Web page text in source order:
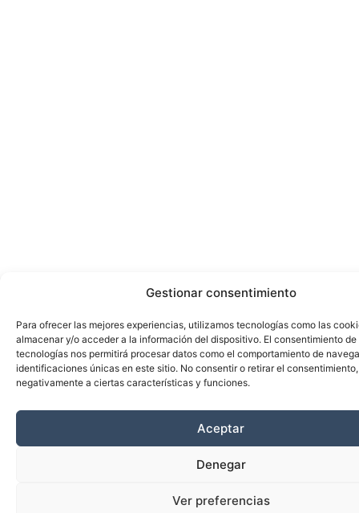
Gestionar consentimiento
Para ofrecer las mejores experiencias, utilizamos tecnologías como las
almacenar y/o acceder a la información del dispositivo. El consentimiento de
tecnologías nos permitirá procesar datos como el comportamiento de
identificaciones únicas en este sitio. No consentir o retirar el
negativamente a ciertas características y funciones.
Aceptar
Denegar
Ver preferencias